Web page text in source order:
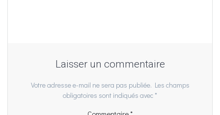
Laisser un commentaire
Votre adresse e-mail ne sera pas publiée. Les champs
obligatoires sont indiqués avec*